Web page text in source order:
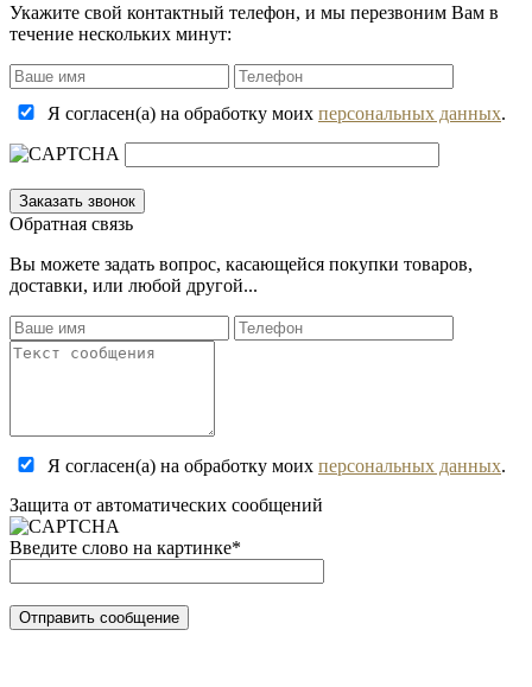
Укажите свой контактный телефон, и мы перезвоним Вам в
течение нескольких минут:
Я согласен(а) на обработку моих персональных данных.
Обратная связь
Вы можете задать вопрос, касающейся покупки товаров,
доставки, или любой другой...
Я согласен(а) на обработку моих персональных данных.
Защита от автоматических сообщений
Введите слово на картинке*